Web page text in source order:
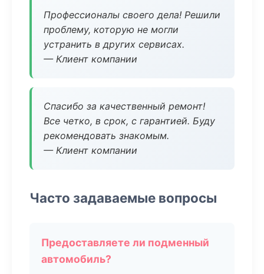
Профессионалы своего дела! Решили
проблему, которую не могли
устранить в других сервисах.
— Клиент компании
Спасибо за качественный ремонт!
Все четко, в срок, с гарантией. Буду
рекомендовать знакомым.
— Клиент компании
Часто задаваемые вопросы
Предоставляете ли подменный
автомобиль?